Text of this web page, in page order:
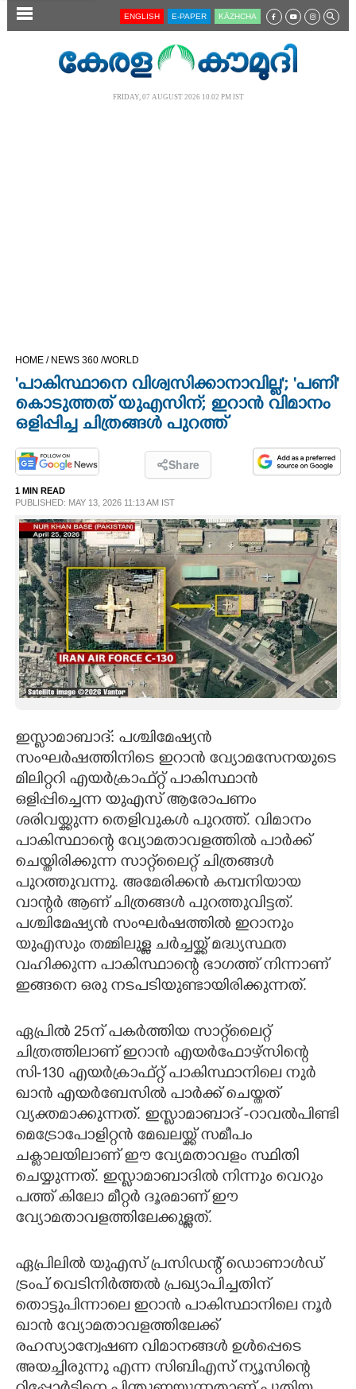
SECTIONS
OPINION
PHOTOS
LIFESTYLE
SPIRITUAL
INFO+
ART
ASTRO
CARTOONS
LITERATURE
ZOOM
CONTACT US
ENGLISH E-PAPER KĀZHCHA
FRIDAY, 07 AUGUST 2026 10.02 PM IST
HOME / NEWS 360 /WORLD
'പാകിസ്ഥാനെ വിശ്വസിക്കാനാവില്ല'; 'പണി'
കൊടുത്തത് യുഎസിന്; ഇറാൻ വിമാനം
ഒളിപ്പിച്ച ചിത്രങ്ങൾ പുറത്ത്
Share
1 MIN READ
PUBLISHED: MAY 13, 2026 11:13 AM IST
ഇസ്ലാമാബാദ്: പശ്ചിമേഷ്യൻ
സംഘർഷത്തിനിടെ ഇറാൻ വ്യോമസേനയുടെ
മിലിറ്ററി എയർക്രാഫ്റ്റ് പാകിസ്ഥാൻ
ഒളിപ്പിച്ചെന്ന യുഎസ് ആരോപണം
ശരിവയ്ക്കുന്ന തെളിവുകൾ പുറത്ത്. വിമാനം
പാകിസ്ഥാന്റെ വ്യോമതാവളത്തിൽ പാർക്ക്
ചെയ്തിരിക്കുന്ന സാറ്റ്‌ലൈറ്റ് ചിത്രങ്ങൾ
പുറത്തുവന്നു. അമേരിക്കൻ കമ്പനിയായ
വാന്റർ ആണ് ചിത്രങ്ങൾ പുറത്തുവിട്ടത്.
പശ്ചിമേഷ്യൻ സംഘർഷത്തിൽ ഇറാനും
യുഎസും തമ്മിലുള്ള ചർച്ചയ്ക്ക് മദ്ധ്യസ്ഥത
വഹിക്കുന്ന പാകിസ്ഥാന്റെ ഭാഗത്ത് നിന്നാണ്
ഇങ്ങനെ ഒരു നടപടിയുണ്ടായിരിക്കുന്നത്.
ഏപ്രിൽ 25ന് പകർത്തിയ സാറ്റ്‌ലൈറ്റ്
ചിത്രത്തിലാണ് ഇറാൻ എയർഫോഴ്സിന്റെ
സി-130 എയർക്രാഫ്റ്റ് പാകിസ്ഥാനിലെ നുർ
ഖാൻ എയർബേസിൽ പാർക്ക് ചെയ്തത്
വ്യക്തമാക്കുന്നത്. ഇസ്ലാമാബാദ് -റാവൽപിണ്ടി
മെട്രോപോളിറ്റൻ മേഖലയ്ക്ക് സമീപം
ചക്ലാലയിലാണ് ഈ വ്യേമതാവളം സ്ഥിതി
ചെയ്യുന്നത്. ഇസ്ലാമാബാദിൽ നിന്നും വെറും
പത്ത് കിലോ മീറ്റർ ദൂരമാണ് ഈ
വ്യോമതാവളത്തിലേക്കുള്ളത്.
ഏപ്രിലിൽ യുഎസ് പ്രസിഡന്റ് ഡൊണാൾഡ്
ട്രംപ് വെടിനിർത്തൽ പ്രഖ്യാപിച്ചതിന്
തൊട്ടുപിന്നാലെ ഇറാൻ പാകിസ്ഥാനിലെ നൂർ
ഖാൻ വ്യോമതാവളത്തിലേക്ക്
രഹസ്യാന്വേഷണ വിമാനങ്ങൾ ഉൾപ്പെടെ
അയച്ചിരുന്നു എന്ന സിബിഎസ് ന്യൂസിന്റെ